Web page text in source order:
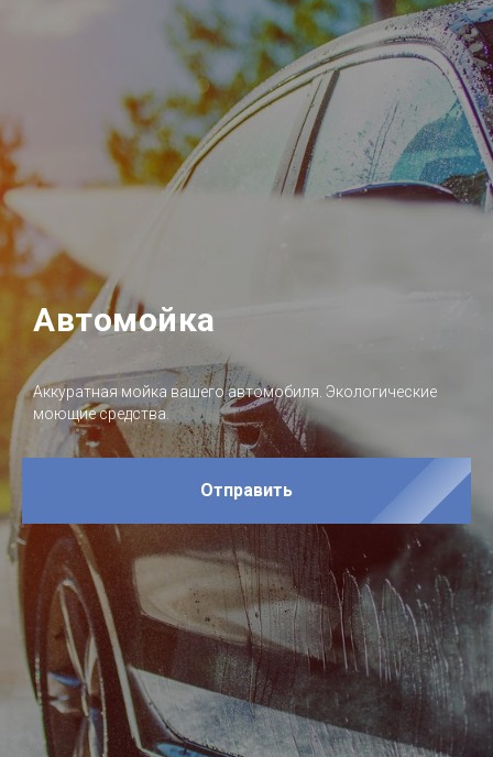
Автомойка
Аккуратная мойка вашего автомобиля. Экологические
моющие средства.
Отправить